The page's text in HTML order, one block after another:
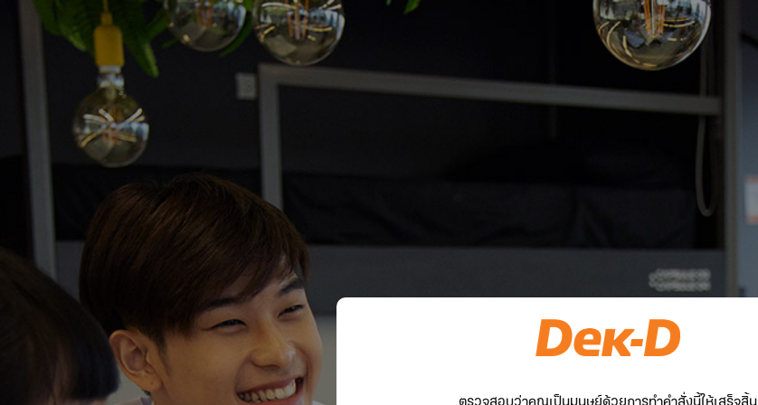
ตรวจสอบว่าคุณเป็นมนุษย์ด้วยการทำคำสั่งนี้ให้เสร็จสิ้น